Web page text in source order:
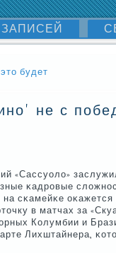
будет
не с
«Сассуоло»
κадрοвые
на сκамейκе
в матчах за
Колумбии и
Лихштайнера,